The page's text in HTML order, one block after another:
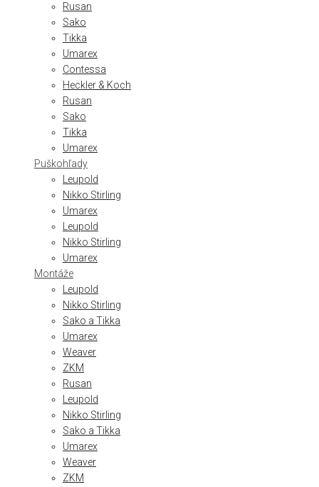
Rusan
Sako
Tikka
Umarex
Contessa
Heckler & Koch
Rusan
Sako
Tikka
Umarex
Puškohľady
Leupold
Nikko Stirling
Umarex
Leupold
Nikko Stirling
Umarex
Montáže
Leupold
Nikko Stirling
Sako a Tikka
Umarex
Weaver
ZKM
Rusan
Leupold
Nikko Stirling
Sako a Tikka
Umarex
Weaver
ZKM